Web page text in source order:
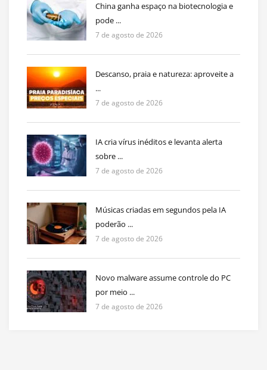
China ganha espaço na biotecnologia e
pode ...
7 de agosto de 2026
Descanso, praia e natureza: aproveite a
...
7 de agosto de 2026
IA cria vírus inéditos e levanta alerta
sobre ...
7 de agosto de 2026
Músicas criadas em segundos pela IA
poderão ...
7 de agosto de 2026
Novo malware assume controle do PC
por meio ...
7 de agosto de 2026